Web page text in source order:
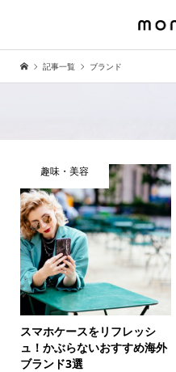
記事一覧 ブランド
趣味・美容
スマホケースをリフレッシ
ュ！かぶらないおすすめ海外
ブランド3選